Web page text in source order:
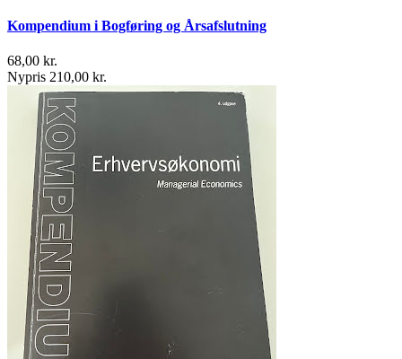
Kompendium i Bogføring og Årsafslutning
68,00 kr.
Nypris 210,00 kr.